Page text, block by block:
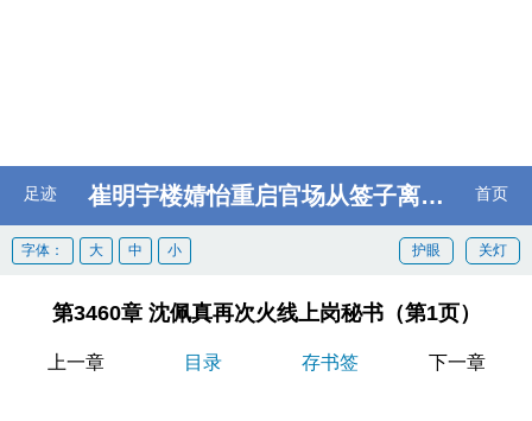
足迹 崔明宇楼婧怡重启官场从签子离婚协议开
首页
关灯
护眼
字体： 大 中 小
第3460章 沈佩真再次火线上岗秘书（第1页）
上一章 目录 存书签 下一章